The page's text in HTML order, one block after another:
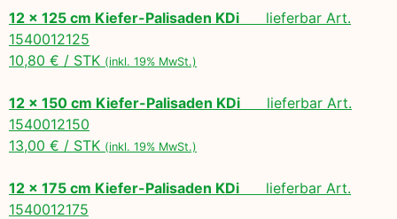
12 x 125 cm Kiefer-Palisaden KDi lieferbar Art.
1540012125
10,80 € / STK (inkl. 19% MwSt.)
12 x 150 cm Kiefer-Palisaden KDi lieferbar Art.
1540012150
13,00 € / STK (inkl. 19% MwSt.)
12 x 175 cm Kiefer-Palisaden KDi lieferbar Art.
1540012175